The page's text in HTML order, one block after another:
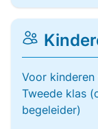
Voor kinderen
Tweede klas
begeleider)